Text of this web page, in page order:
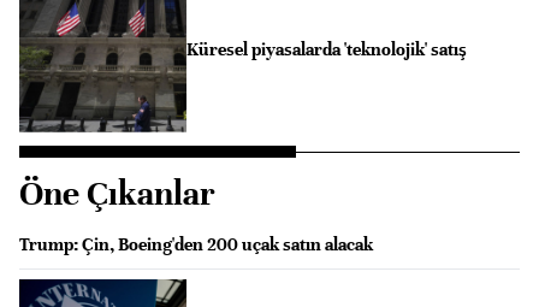
Küresel piyasalarda 'teknolojik' satış
Öne Çıkanlar
Trump: Çin, Boeing'den 200 uçak satın alacak